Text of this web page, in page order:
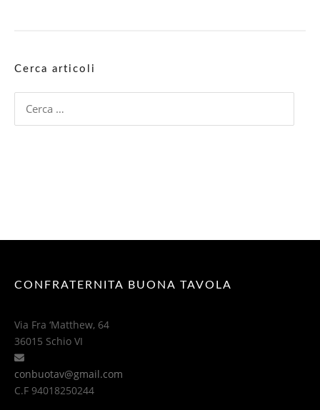
Cerca articoli
per:
CONFRATERNITA BUONA TAVOLA
Via Fra ‘Matthew, 64
36015 Schio VI
conbuotav@gmail.com
C.F 94018250244